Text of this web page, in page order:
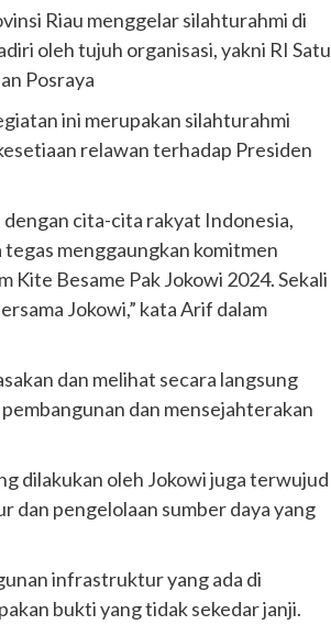
Riau menggelar silahturahmi di
oleh tujuh organisasi, yakni RI Satu
Posraya
ini merupakan silahturahmi
relawan terhadap Presiden
cita-cita rakyat Indonesia,
menggaungkan komitmen
Kite Besame Pak Jokowi 2024. Sekali
Jokowi,” kata Arif dalam
dan melihat secara langsung
dan mensejahterakan
dilakukan oleh Jokowi juga terwujud
dan pengelolaan sumber daya yang
infrastruktur yang ada di
bukti yang tidak sekedar janji.